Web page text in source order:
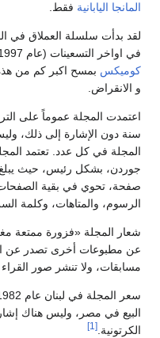
المانجا اليابانية فقط.
في اواخر التسعينات (عام 1997 تحديداً) لهذا قام اعضاء
كوميكس بمسح اكبر كم من هذه
و الانقراض.
سنة دون الإشارة إلى ذلك،
المجلة في كل عدد. تعتمد
صفحة، تحوي في بقية
الرسوم، والمتاهات، وكلمة
شعار المجلة «فزورة ممتعة
عن مطبوعات أخرى تصدر عن
مسابقات، ولا تنشر صور القراء
البيع في مصر، وليس هناك
الكرتونية. [1]